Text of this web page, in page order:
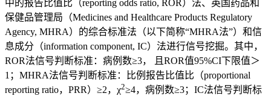
中的报告比值比（reporting odds ratio, ROR）法、英国药品和
保健品管理局（Medicines and Healthcare Products Regulatory
Agency, MHRA）的综合标准法（以下简称“MHRA法”）和信
息成分（information component, IC）法进行信号挖掘。其中，
ROR法信号判断标准：病例数≥3， 且ROR值95%CI下限值＞
1；MHRA法信号判断标准：比例报告比值比（proportional
reporting ratio，PRR）≥2，χ2≥4，病例数≥3；IC法信号判断标